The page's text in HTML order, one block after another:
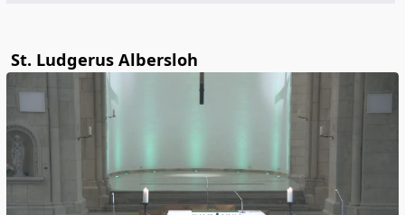
St. Ludgerus Albersloh